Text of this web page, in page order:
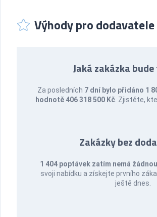
Výhody pro dodavatele
Jaká zakázka
Za posledních 7 dní bylo přidáno 1
hodnotě 406 318 500 Kč . Zjistěte,
Zakázky bez
1 404 poptávek zatím nemá
svoji nabídku a získejte prvního
ještě dnes.